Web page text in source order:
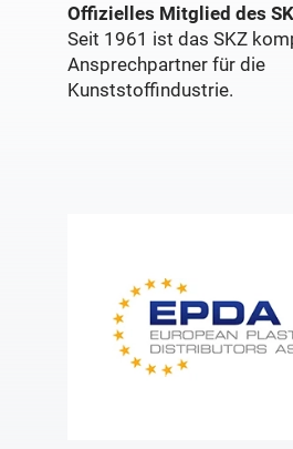
Offizielles Mitglied des
Seit 1961 ist das SKZ
Ansprechpartner für die
Kunststoffindustrie.